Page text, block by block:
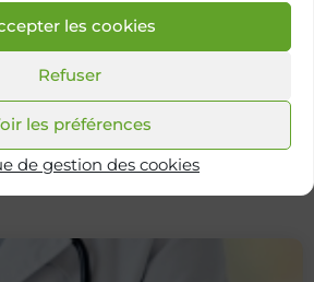
les cookies
Refuser
les préférences
de gestion des cookies
Saint-Joseph